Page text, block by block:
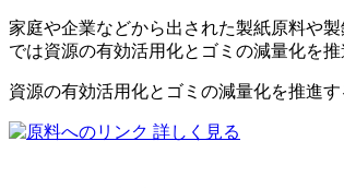
家庭や企業などから出された製紙原料や
では資源の有効活用化とゴミの減量化を
資源の有効活用化とゴミの減量化を推進
詳しく見る